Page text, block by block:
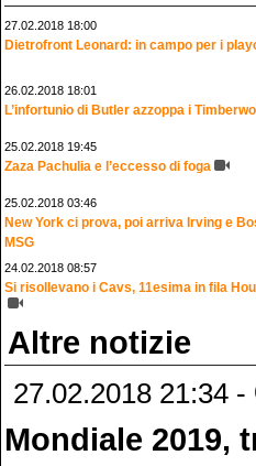
27.02.2018 18:00
Dietrofront Leonard: in campo per i
26.02.2018 18:01
L’infortunio di Butler azzoppa i
25.02.2018 19:45
Zaza Pachulia e l’eccesso di foga
25.02.2018 03:46
New York ci prova, poi arriva Irving e
MSG
24.02.2018 08:57
Si risollevano i Cavs, 11esima in fila
Altre notizie
27.02.2018 21:34 -
Mondiale 2019,